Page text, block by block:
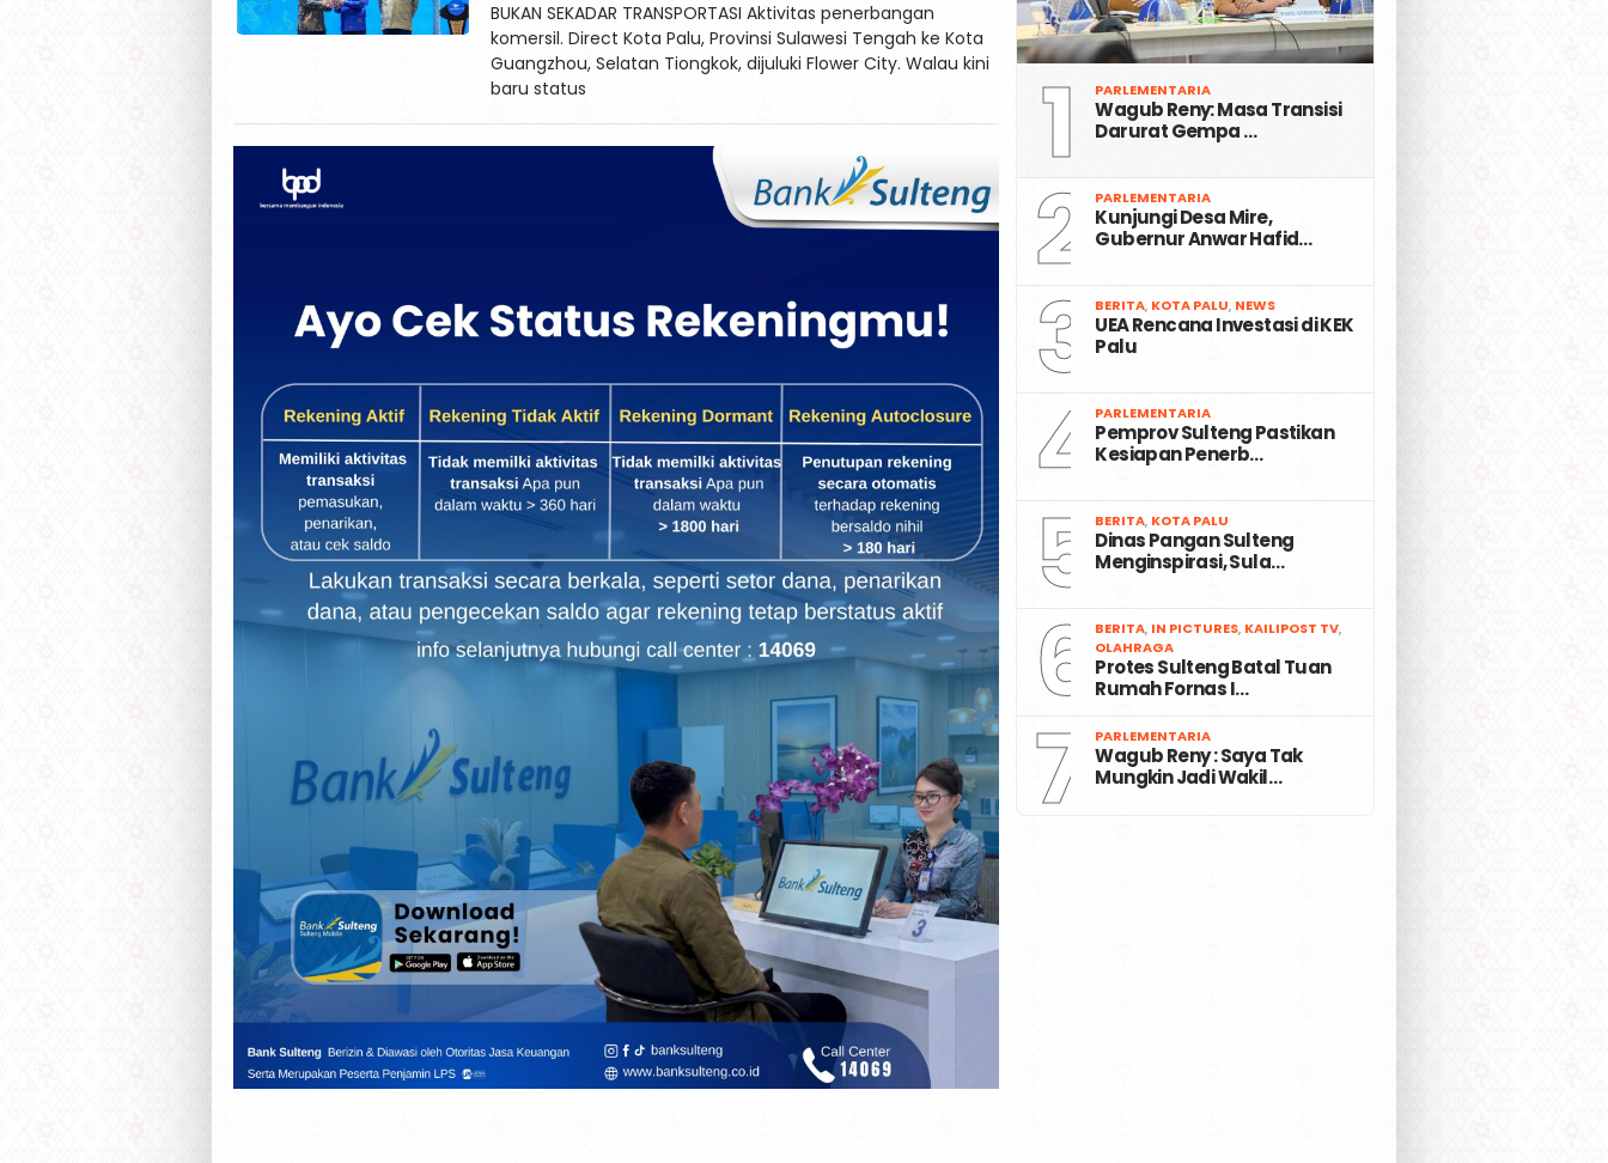
BUKAN SEKADAR TRANSPORTASI Aktivitas penerbangan
komersil. Direct Kota Palu, Provinsi Sulawesi Tengah ke Kota
Guangzhou, Selatan Tiongkok, dijuluki Flower City. Walau kini
baru status
1 PARLEMENTARIA
Wagub Reny: Masa Transisi
Darurat Gempa …
2 PARLEMENTARIA
Kunjungi Desa Mire,
Gubernur Anwar Hafid…
3 BERITA, KOTA PALU, NEWS
UEA Rencana Investasi di KEK
Palu
4 PARLEMENTARIA
Pemprov Sulteng Pastikan
Kesiapan Penerb…
5 BERITA, KOTA PALU
Dinas Pangan Sulteng
Menginspirasi, Sula…
6 BERITA, IN PICTURES, KAILIPOST TV,
OLAHRAGA
Protes Sulteng Batal Tuan
Rumah Fornas I…
7 PARLEMENTARIA
Wagub Reny : Saya Tak
Mungkin Jadi Wakil…